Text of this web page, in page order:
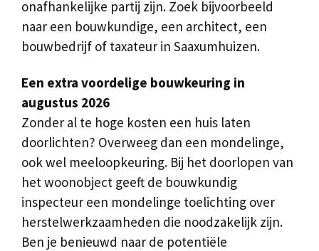
onafhankelijke partij zijn. Zoek bijvoorbeeld
naar een bouwkundige, een architect, een
bouwbedrijf of taxateur in Saaxumhuizen.
Een extra voordelige bouwkeuring in
augustus 2026
Zonder al te hoge kosten een huis laten
doorlichten? Overweeg dan een mondelinge,
ook wel meeloopkeuring. Bij het doorlopen van
het woonobject geeft de bouwkundig
inspecteur een mondelinge toelichting over
herstelwerkzaamheden die noodzakelijk zijn.
Ben je benieuwd naar de potentiële